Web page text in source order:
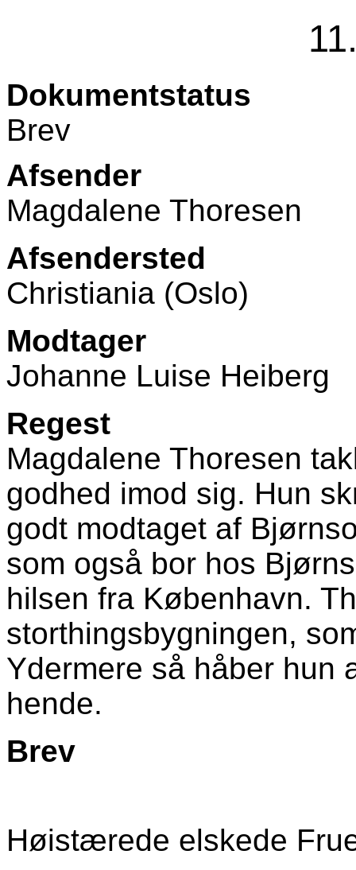
Dokumentstatus
Brev
Afsender
Magdalene Thoresen
Afsendersted
Christiania (Oslo)
Modtager
Johanne Luise Heiberg
Regest
Magdalene Thoresen
godhed imod sig. Hun
godt modtaget af
som også bor hos
hilsen fra København.
storthingsbygningen,
Ydermere så håber hun
hende.
Brev
Høistærede elskede